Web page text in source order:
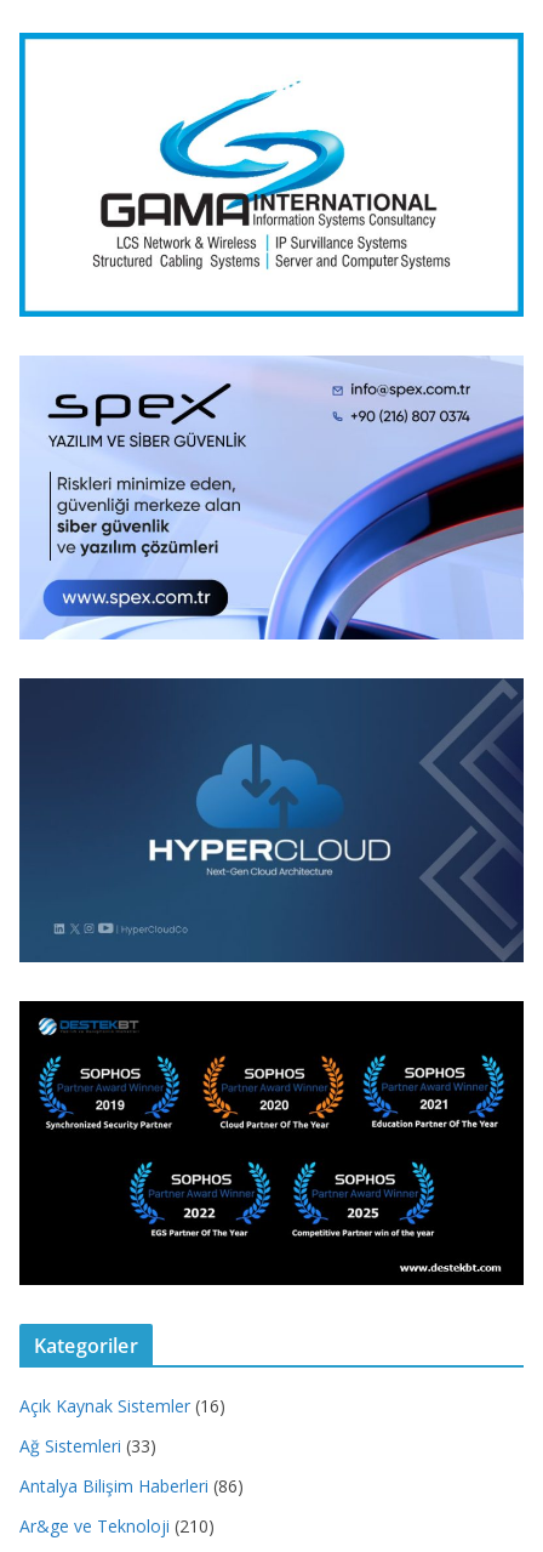
Kategoriler
Açık Kaynak Sistemler (16)
Ağ Sistemleri (33)
Antalya Bilişim Haberleri (86)
Ar&ge ve Teknoloji (210)